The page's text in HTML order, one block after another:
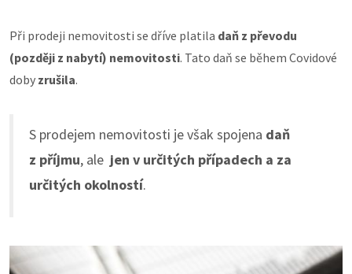
Při prodeji nemovitosti se dříve platila daň z převodu
(později z nabytí) nemovitosti. Tato daň se během Covidové
doby zrušila.
S prodejem nemovitosti je však spojena daň
z příjmu, ale jen v určitých případech a za
určitých okolností.